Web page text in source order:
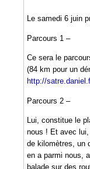
Le samedi 6 juin
Parcours 1 –
Ce sera le
(84 km pour un
http://
Parcours 2 –
Lui, constitue le
nous ! Et avec
de kilomètres, un
en a parmi nous,
balade sur des